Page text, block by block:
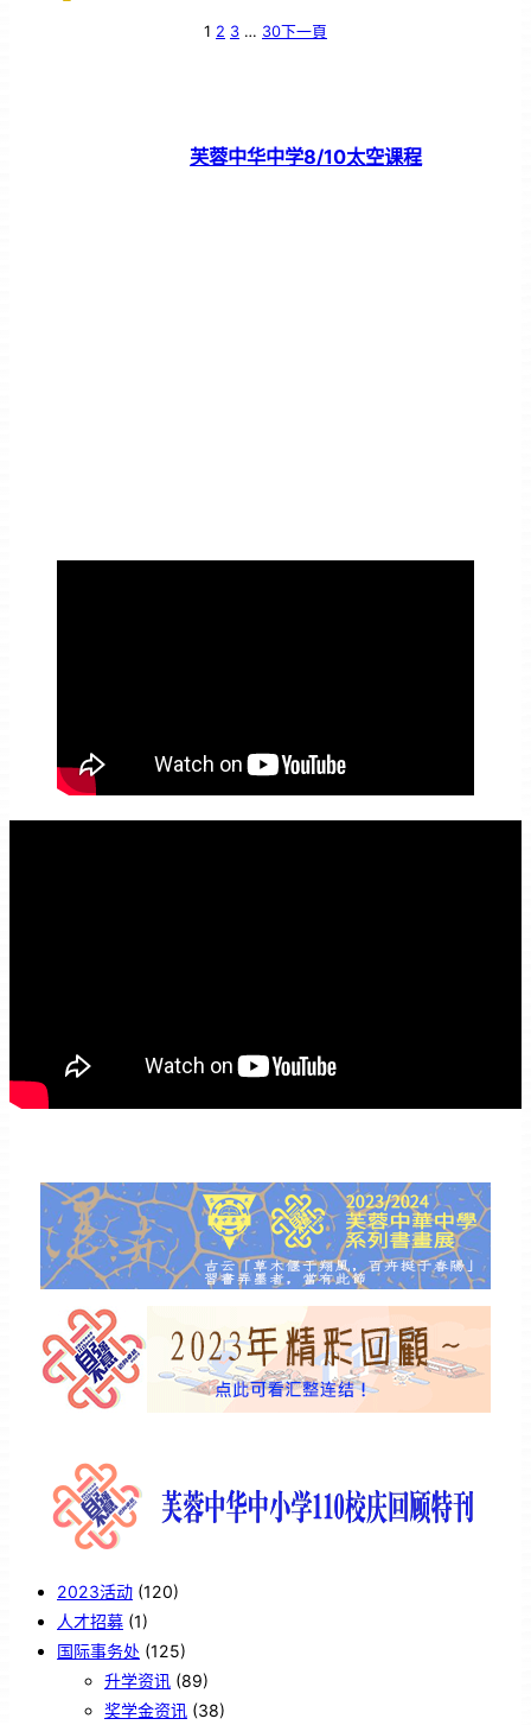
1 2 3 … 30下一頁
芙蓉中华中学8/10太空课程
2023活动 (120)
人才招募 (1)
国际事务处 (125)
升学资讯 (89)
奖学金资讯 (38)